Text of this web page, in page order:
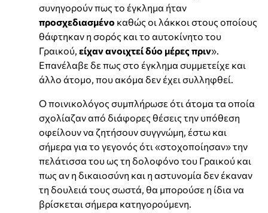
συνηγορούν πως το έγκλημα ήταν
προσχεδιασμένο καθώς οι λάκκοι στους οποίους
θάφτηκαν η σορός και το αυτοκίνητο του
Γραικού, είχαν ανοιχτεί δύο μέρες πριν».
Επανέλαβε δε πως στο έγκλημα συμμετείχε και
άλλο άτομο, που ακόμα δεν έχει συλληφθεί.
Ο ποινικολόγος συμπλήρωσε ότι άτομα τα οποία
σχολίαζαν από διάφορες θέσεις την υπόθεση
οφείλουν να ζητήσουν συγγνώμη, έστω και
σήμερα για το γεγονός ότι «στοχοποίησαν» την
πελάτισσα του ως τη δολοφόνο του Γραικού και
πως αν η δικαιοσύνη και η αστυνομία δεν έκαναν
τη δουλειά τους σωστά, θα μπορούσε η ίδια να
βρίσκεται σήμερα κατηγορούμενη.